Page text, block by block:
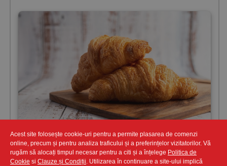
Acest site folosește cookie-uri pentru a permite plasarea de comenzi
online, precum și pentru analiza traficului și a preferințelor vizitatorilor. Vă
rugăm să alocați timpul necesar pentru a citi și a înțelege Politica de
Cookie si Clauze și Condiții . Utilizarea în continuare a site-ului implică